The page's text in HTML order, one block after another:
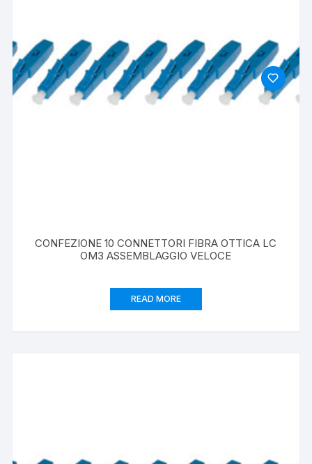
CONFEZIONE 10 CONNETTORI FIBRA OTTICA LC
OM3 ASSEMBLAGGIO VELOCE
READ MORE